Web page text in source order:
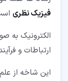
۶‏-‏۱‏- مشاغل موجود مهندس الکترونیک
۶‏-‏۲‏-
الکترونیک
فیزیک نظری
الکترونیک به
ارتباطات و
این شاخه از